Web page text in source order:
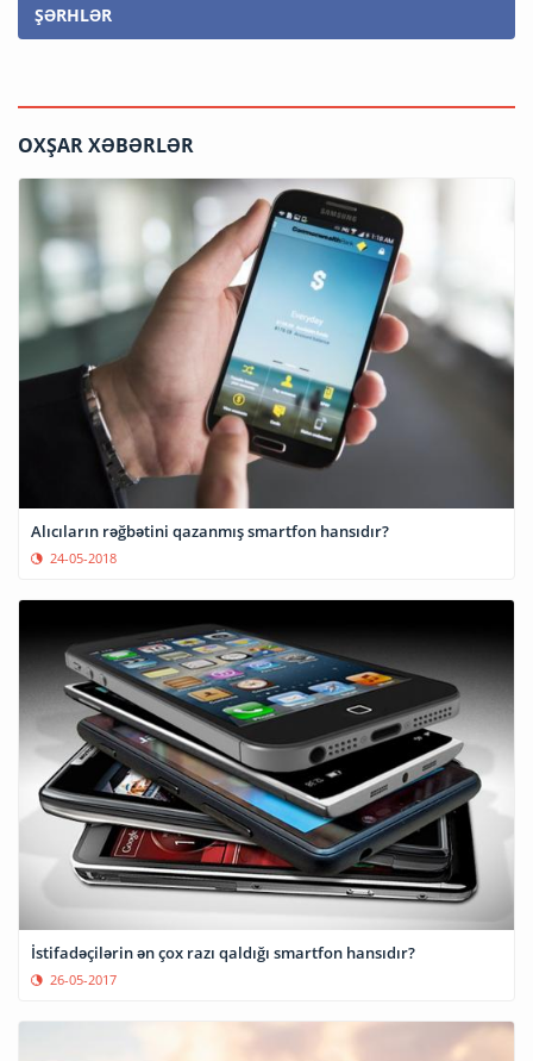
ŞƏRHLƏR
OXŞAR XƏBƏRLƏR
Alıcıların rəğbətini qazanmış smartfon hansıdır?
24-05-2018
İstifadəçilərin ən çox razı qaldığı smartfon hansıdır?
26-05-2017